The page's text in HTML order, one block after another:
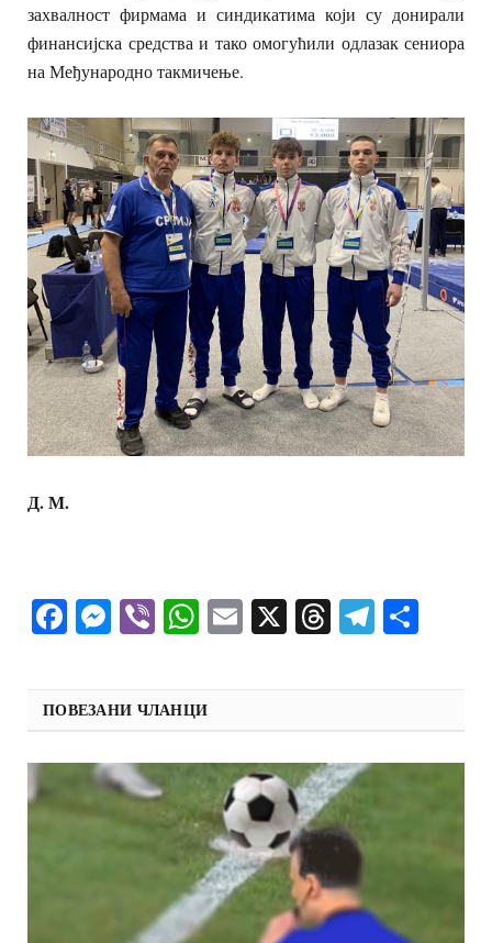
захвалност фирмама и синдикатима који су донирали
финансијска средства и тако омогућили одлазак сениора
на Међународно такмичење.
Д.М.
Facebook
Messenger
ViberWhatsApp
Email
X Threads
ПОВЕЗАНИ ЧЛАНЦИ